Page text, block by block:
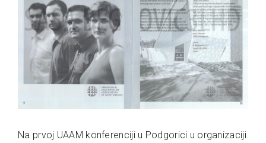
Na prvoj UAAM konferenciji u Podgorici u organizaciji